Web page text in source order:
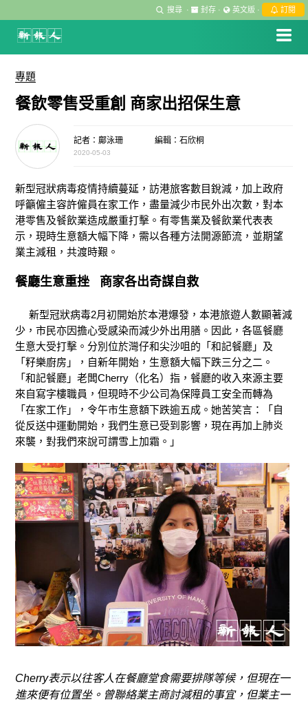
搜尋 · 封存 · 英文版 · 訂閱
專題
餐飲零售受重創 商家出招保生意
記者：鄺泳珊 編輯：石欣桐
2020-05-03
新型冠狀病毒疫情持續蔓延，訪港旅客數目銳減，加上政府
呼籲僱主容許僱員在家工作，盡量減少市民外出次數，對本
港零售及餐飲業造成嚴重打擊。有零售業及餐飲業代表表
示，現時生意額大幅下降，需以各種方法開源節流，並期望
業主減租，共渡時艱。
餐廳生意重挫 商家各出奇謀自救
新型冠狀病毒2月初開始於本港爆發，本港旅遊人數顯著減
少，市民亦因擔心受感染而減少外出用膳。因此，各區餐廳
生意大受打擊。分別位於灣仔和尖沙咀的「和記餐廳」及
「籽樂廚房」，自新年開始，生意額大幅下跌三分之二。
「和記餐廳」老闆Cherry（化名）指，餐廳的收入來源主要
來自寫字樓職員，但現時不少公司為保障員工安全而轉為
「在家工作」，令午市生意額下跌逾五成。她苦笑言：「自
從反送中運動開始，我們生意已受到影響，現在再加上肺炎
來襲，對我們來說可謂雪上加霜。」
Cherry表示以往客人在餐廳堂食需要排隊等候，但現在一
進來便有位置坐。曾聯絡業主商討減租的事宜，但業主一